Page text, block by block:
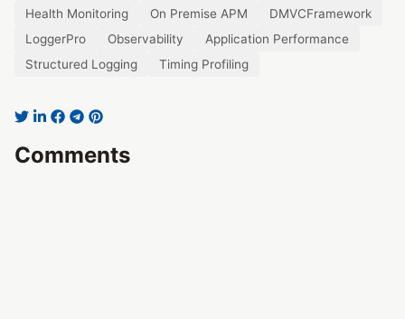
Health Monitoring
On Premise APM
DMVCFramework
LoggerPro
Observability
Application Performance
Structured Logging
Timing Profiling
Comments